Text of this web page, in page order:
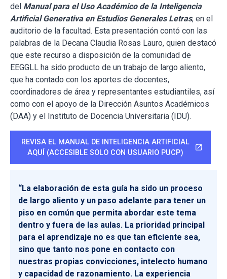
del Manual para el Uso Académico de la Inteligencia
Artificial Generativa en Estudios Generales Letras, en el
auditorio de la facultad. Esta presentación contó con las
palabras de la Decana Claudia Rosas Lauro, quien destacó
que este recurso a disposición de la comunidad de
EEGGLL ha sido producto de un trabajo de largo aliento,
que ha contado con los aportes de docentes,
coordinadores de área y representantes estudiantiles, así
como con el apoyo de la Dirección Asuntos Académicos
(DAA) y el Instituto de Docencia Universitaria (IDU).
REVISA EL MANUAL DE INTELIGENCIA ARTIFICIAL
AQUÍ (ACCESIBLE SOLO CON USUARIO PUCP)
open_in_new
“La elaboración de esta guía ha sido un proceso
de largo aliento y un paso adelante para tener un
piso en común que permita abordar este tema
dentro y fuera de las aulas. La prioridad principal
para el aprendizaje no es que tan eficiente sea,
sino que tanto nos pone en contacto con
nuestras propias convicciones, intelecto humano
y capacidad de razonamiento. La experiencia